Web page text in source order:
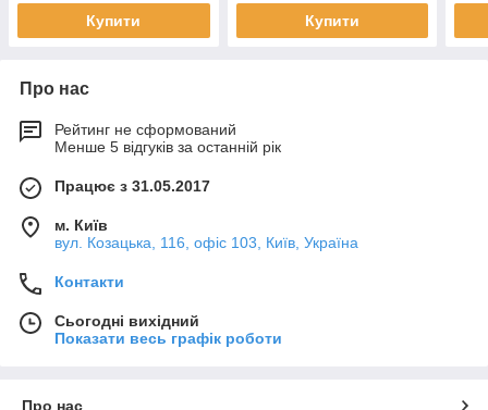
Купити Купити
Про нас
Рейтинг не сформований
Менше 5 відгуків за останній рік
Працює з 31.05.2017
м. Київ
вул. Козацька, 116, офіс 103, Київ, Україна
Контакти
Сьогодні вихідний
Показати весь графік роботи
Про нас